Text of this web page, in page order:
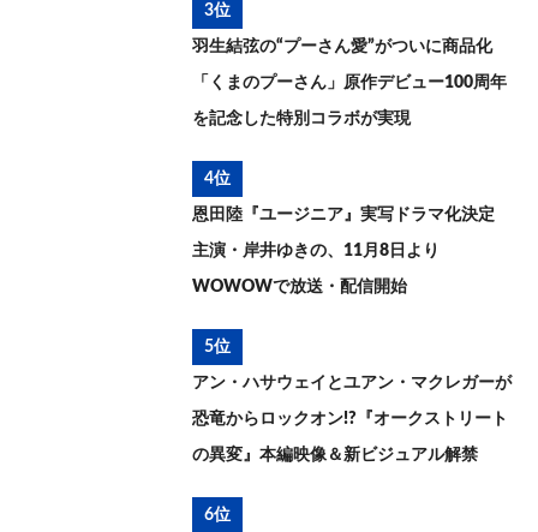
3位
羽生結弦の“プーさん愛”がついに商品化
「くまのプーさん」原作デビュー100周年
を記念した特別コラボが実現
4位
恩田陸『ユージニア』実写ドラマ化決定
主演・岸井ゆきの、11月8日より
WOWOWで放送・配信開始
5位
アン・ハサウェイとユアン・マクレガーが
恐竜からロックオン!?『オークストリート
の異変』本編映像＆新ビジュアル解禁
6位